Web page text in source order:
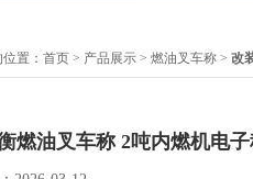
置： 首页 > 产品展示 > 燃油叉车称 > 改
燃油叉车称 2吨内燃机电